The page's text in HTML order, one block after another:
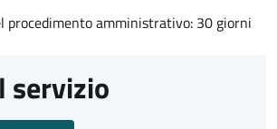
procedimento amministrativo: 30 giorni
servizio